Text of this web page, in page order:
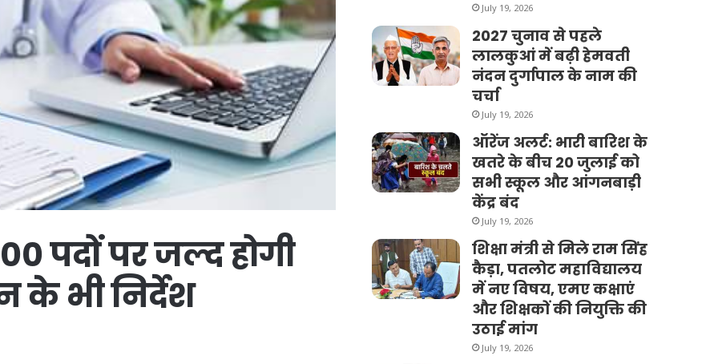
पदों पर जल्द होगी
के भी निर्देश
July 19, 2026
2027 चुनाव से पहले
लालकुआं में बढ़ी हेमवती
नंदन दुर्गापाल के नाम की
चर्चा
July 19, 2026
ऑरेंज अलर्ट: भारी बारिश के
खतरे के बीच 20 जुलाई को
सभी स्कूल और आंगनबाड़ी
केंद्र बंद
July 19, 2026
शिक्षा मंत्री से मिले राम सिंह
कैड़ा, पतलोट महाविद्यालय
में नए विषय, एमए कक्षाएं
और शिक्षकों की नियुक्ति की
उठाई मांग
July 19, 2026